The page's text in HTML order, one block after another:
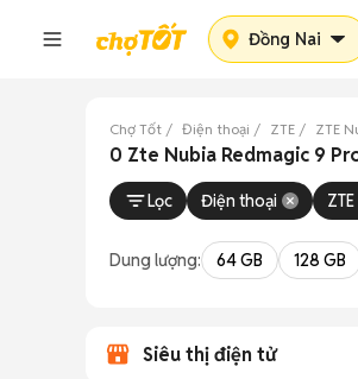
Đồng Nai
Chợ Tốt Điện thoại ZTE ZTE
0 Zte Nubia Redmagic 9
Lọc Điện thoại ZTE
Dung lượng: 64 GB 128 GB
Siêu thị điện tử